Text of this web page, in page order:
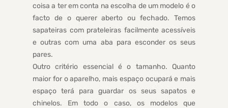
coisa a ter em conta na escolha de um modelo é o
facto de o querer aberto ou fechado. Temos
sapateiras com prateleiras facilmente acessíveis
e outras com uma aba para esconder os seus
pares.
Outro critério essencial é o tamanho. Quanto
maior for o aparelho, mais espaço ocupará e mais
espaço terá para guardar os seus sapatos e
chinelos. Em todo o caso, os modelos que